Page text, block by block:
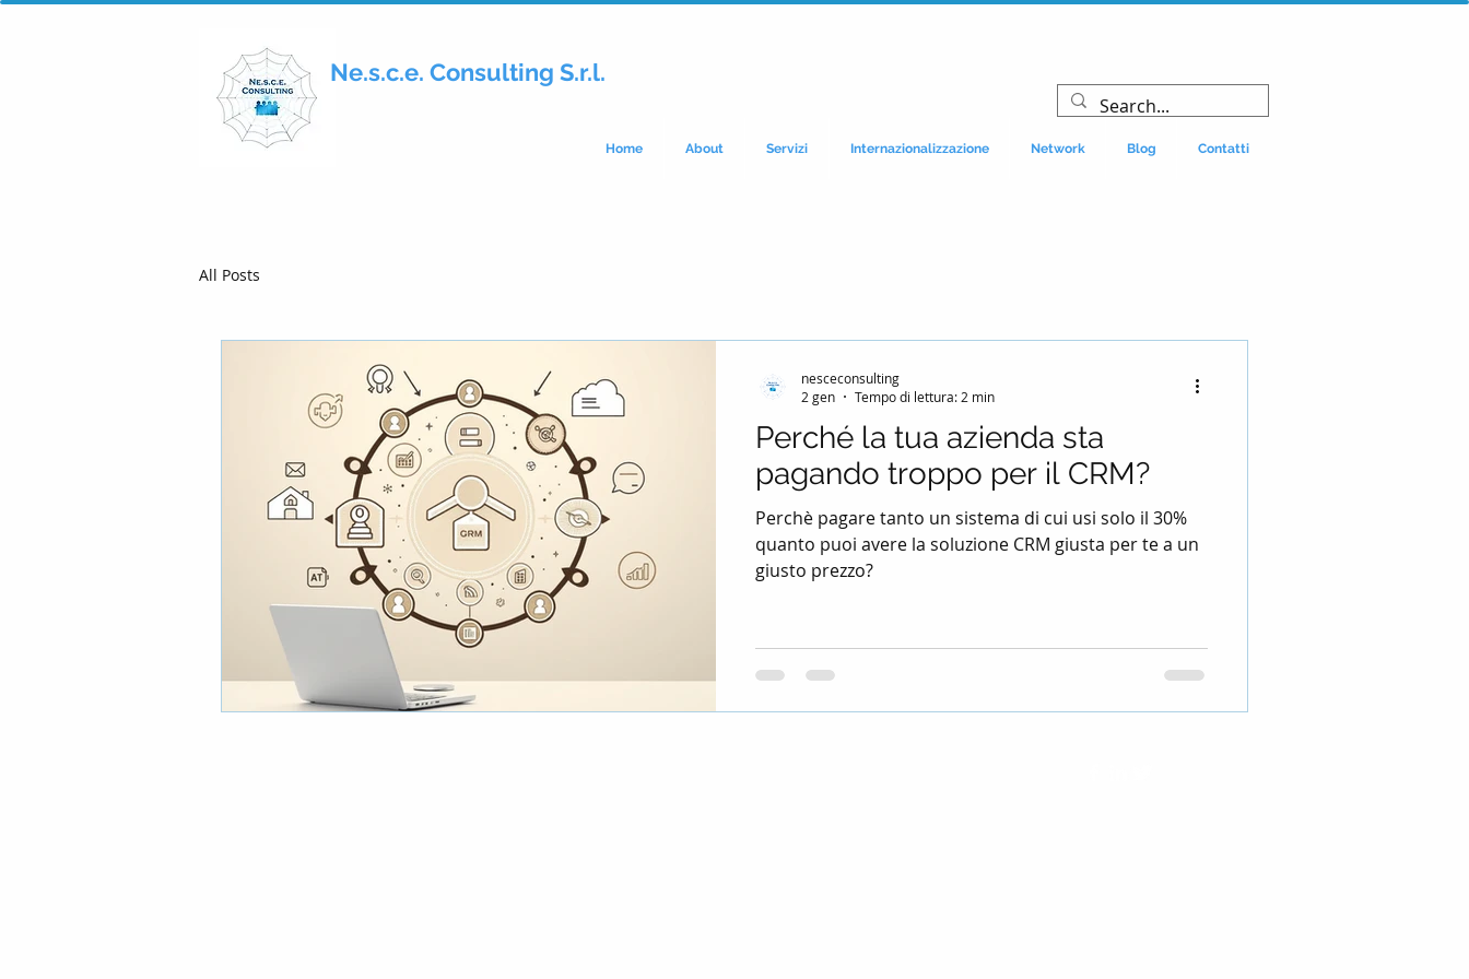
Ne.s.c.e. Consulting S.r.l.
Home About Servizi Internazionalizzazione Network Blog Contatti
All Posts
Perché la tua azienda sta
pagando troppo per il CRM?
Perchè pagare tanto un sistema di cui usi solo il 30%
quanto puoi avere la soluzione CRM giusta per te a un
giusto prezzo?
nesceconsulting
2 gen
Tempo di lettura: 2 min